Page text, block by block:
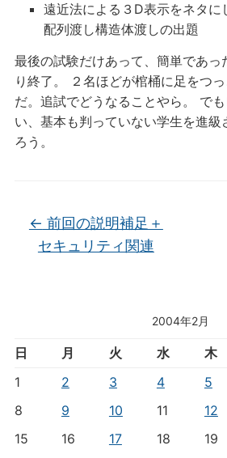
2004年2月
日 月 火 水 木
1
2 3 4 5
8
9 10 11 12
15
16 17 18 19
遠近法による３D表示をネタに
配列渡し構造体渡しの出題
最後の試験だけあって、簡単であっ
り終了。 ２名ほどが棺桶に足をつ
だ。追試でどうなることやら。 で
い、基本も判っていない学生を進級
ろう。
← 前回の説明補足＋
セキュリティ関連